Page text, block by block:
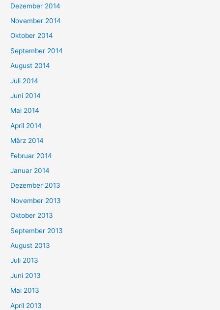
Dezember 2014
November 2014
Oktober 2014
September 2014
August 2014
Juli 2014
Juni 2014
Mai 2014
April 2014
März 2014
Februar 2014
Januar 2014
Dezember 2013
November 2013
Oktober 2013
September 2013
August 2013
Juli 2013
Juni 2013
Mai 2013
April 2013